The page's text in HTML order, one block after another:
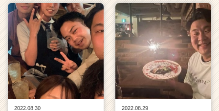
2022.08.30
2022.08.29